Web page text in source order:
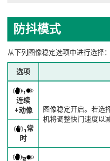
防抖模式
从下列图像稳定选项中进行选择：
选项
连续
+动像
图像稳定开启。若选
机将调整快门速度以
常
时